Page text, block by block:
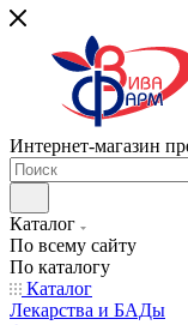
Интернет-магазин
Каталог
По всему сайту
По каталогу
Каталог
Лекарства и БАДы